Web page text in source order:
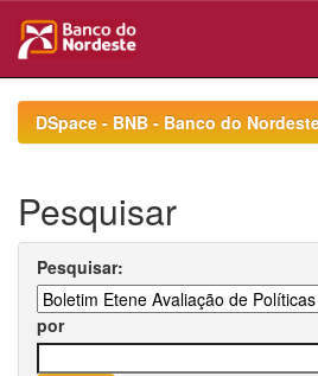
navigationDSpace - BNB - Banco do
Pesquisar
Pesquisar:
por